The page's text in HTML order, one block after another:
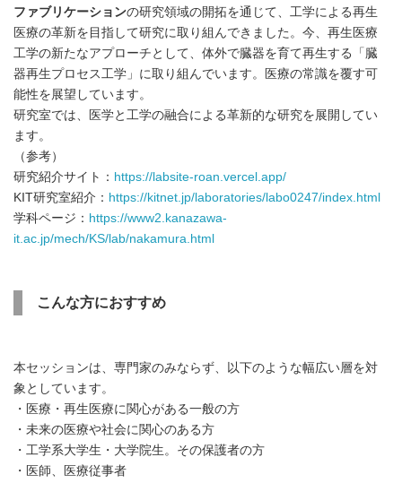
ファブリケーションの研究領域の開拓を通じて、工学による再生
医療の革新を目指して研究に取り組んできました。今、再生医療
工学の新たなアプローチとして、体外で臓器を育て再生する「臓
器再生プロセス工学」に取り組んでいます。医療の常識を覆す可
能性を展望しています。
研究室では、医学と工学の融合による革新的な研究を展開してい
ます。
（参考）
研究紹介サイト： https://labsite-roan.vercel.app/
KIT研究室紹介： https://kitnet.jp/laboratories/labo0247/index.html
学科ページ： https://www2.kanazawa-
it.ac.jp/mech/KS/lab/nakamura.html
こんな方におすすめ
本セッションは、専門家のみならず、以下のような幅広い層を対
象としています。
・医療・再生医療に関心がある一般の方
・未来の医療や社会に関心のある方
・工学系大学生・大学院生。その保護者の方
・医師、医療従事者